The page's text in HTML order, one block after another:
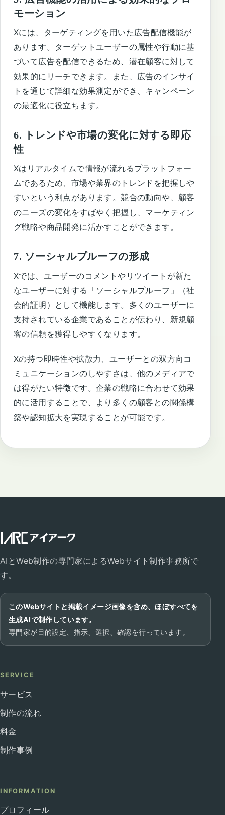
モーション
Xには、ターゲティングを用いた広告配信機能が
あります。ターゲットユーザーの属性や行動に基
づいて広告を配信できるため、潜在顧客に対して
効果的にリーチできます。また、広告のインサイ
トを通じて詳細な効果測定ができ、キャンペーン
の最適化に役立ちます。
6. トレンドや市場の変化に対する即応
性
Xはリアルタイムで情報が流れるプラットフォー
ムであるため、市場や業界のトレンドを把握しや
すいという利点があります。競合の動向や、顧客
のニーズの変化をすばやく把握し、マーケティン
グ戦略や商品開発に活かすことができます。
7. ソーシャルプルーフの形成
Xでは、ユーザーのコメントやリツイートが新た
なユーザーに対する「ソーシャルプルーフ」（社
会的証明）として機能します。多くのユーザーに
支持されている企業であることが伝わり、新規顧
客の信頼を獲得しやすくなります。
Xの持つ即時性や拡散力、ユーザーとの双方向コ
ミュニケーションのしやすさは、他のメディアで
は得がたい特徴です。企業の戦略に合わせて効果
的に活用することで、より多くの顧客との関係構
築や認知拡大を実現することが可能です。
AIとWeb制作の専門家によるWebサイト制作事務所で
す。
このWebサイトと掲載イメージ画像を含め、ほぼすべてを
生成AIで制作しています。
専門家が目的設定、指示、選択、確認を行っています。
SERVICE
サービス
制作の流れ
料金
制作事例
INFORMATION
プロフィール